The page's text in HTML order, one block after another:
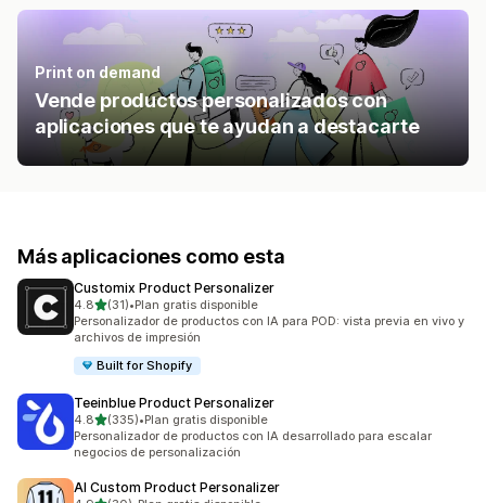
Print on demand
Vende productos personalizados con
aplicaciones que te ayudan a destacarte
Más aplicaciones como esta
Customix Product Personalizer
4.8de 5 estrellas
(31)
31 reseñas en total
•Plan gratis disponible
Personalizador de productos con IA para POD: vista previa en vivo y
archivos de impresión
Built for Shopify
Teeinblue Product Personalizer
4.8de 5 estrellas
(335)
335 reseñas en total
•Plan gratis disponible
Personalizador de productos con IA desarrollado para escalar
negocios de personalización
AI Custom Product Personalizer